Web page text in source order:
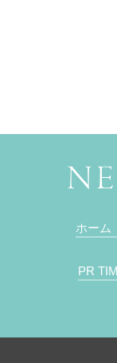
ホーム
PR